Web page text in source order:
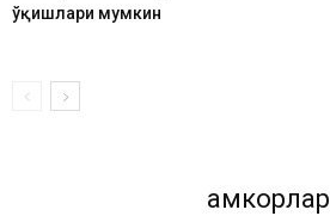
ўқишлари мумкин
Ҳамкорлар